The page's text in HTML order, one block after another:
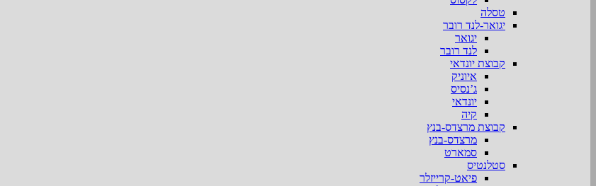
טסלה
יגואר-לנד רובר
יגואר
לנד רובר
קבוצת יונדאי
איוניק
ג’נסיס
יונדאי
קיה
קבוצת מרצדס-בנץ
מרצדס-בנץ
סמארט
סטלנטיס
פיאט-קרייזלר